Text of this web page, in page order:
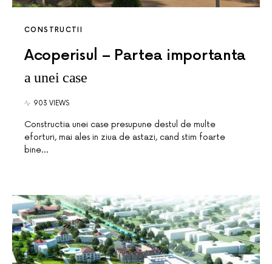
CONSTRUCTII
Acoperisul – Partea importanta
a unei case
903 VIEWS
Constructia unei case presupune destul de multe
eforturi, mai ales in ziua de astazi, cand stim foarte
bine…